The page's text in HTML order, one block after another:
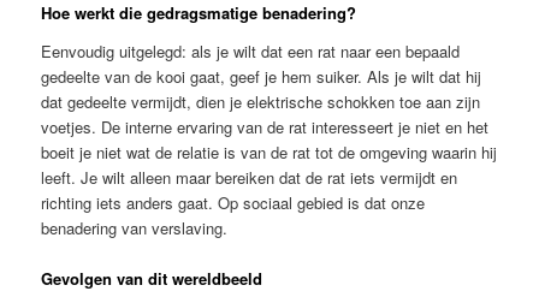
Hoe werkt die gedragsmatige benadering?
Eenvoudig uitgelegd: als je wilt dat een rat naar een bepaald
gedeelte van de kooi gaat, geef je hem suiker. Als je wilt dat hij
dat gedeelte vermijdt, dien je elektrische schokken toe aan zijn
voetjes. De interne ervaring van de rat interesseert je niet en het
boeit je niet wat de relatie is van de rat tot de omgeving waarin hij
leeft. Je wilt alleen maar bereiken dat de rat iets vermijdt en
richting iets anders gaat. Op sociaal gebied is dat onze
benadering van verslaving.
Gevolgen van dit wereldbeeld